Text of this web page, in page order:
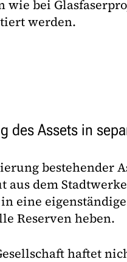
wie bei
werden.
des Assets in
bestehender
aus dem
eine
Reserven heben.
haftet